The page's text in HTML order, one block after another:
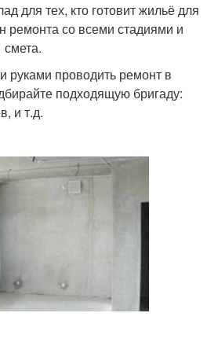
для тех, кто готовит жильё для
ремонта со всеми стадиями и
руками проводить ремонт в
подходящую бригаду:
и т.д.